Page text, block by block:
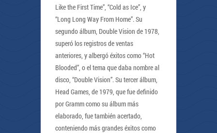
Like the First Time”, “Cold as Ice”, y
“Long Long Way From Home”. Su
segundo álbum, Double Vision de 1978,
superó los registros de ventas
anteriores, y albergó éxitos como “Hot
Blooded”, o el tema que daba nombre al
disco, “Double Vision”. Su tercer álbum,
Head Games, de 1979, que fue definido
por Gramm como su álbum más
elaborado, fue también acertado,
conteniendo más grandes éxitos como